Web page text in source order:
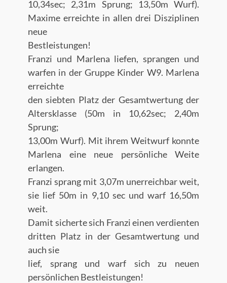
10,34sec; 2,31m Sprung; 13,50m Wurf).
Maxime erreichte in allen drei Disziplinen
neue
Bestleistungen!
Franzi und Marlena liefen, sprangen und
warfen in der Gruppe Kinder W9. Marlena
erreichte
den siebten Platz der Gesamtwertung der
Altersklasse (50m in 10,62sec; 2,40m
Sprung;
13,00m Wurf). Mit ihrem Weitwurf konnte
Marlena eine neue persönliche Weite
erlangen.
Franzi sprang mit 3,07m unerreichbar weit,
sie lief 50m in 9,10 sec und warf 16,50m
weit.
Damit sicherte sich Franzi einen verdienten
dritten Platz in der Gesamtwertung und
auch sie
lief, sprang und warf sich zu neuen
persönlichen Bestleistungen!